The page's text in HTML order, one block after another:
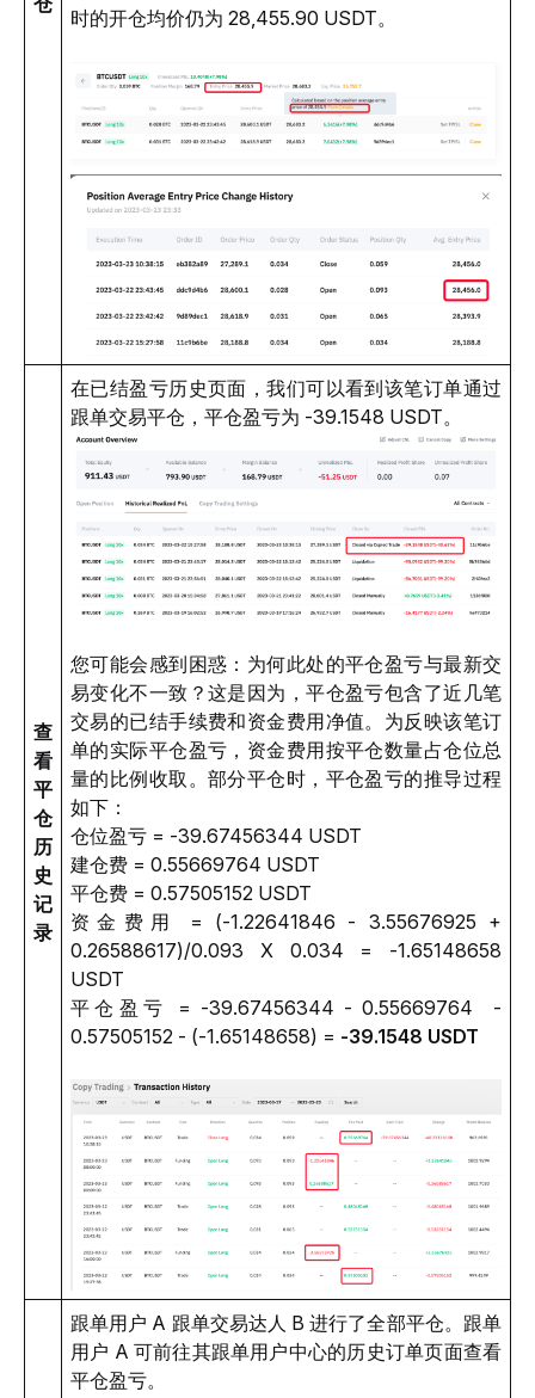
时的开仓均价仍为 28,455.90 USDT。
查
看
平
仓
历
史
记
录
在已结盈亏历史页面，我们可以看到该笔订单通过
跟单交易平仓，平仓盈亏为 -39.1548 USDT。
您可能会感到困惑：为何此处的平仓盈亏与最新交
易变化不一致？这是因为，平仓盈亏包含了近几笔
交易的已结手续费和资金费用净值。为反映该笔订
单的实际平仓盈亏，资金费用按平仓数量占仓位总
量的比例收取。部分平仓时，平仓盈亏的推导过程
如下：
仓位盈亏 = -39.67456344 USDT
建仓费 = 0.55669764 USDT
平仓费 = 0.57505152 USDT
资金费用 = (-1.22641846 - 3.55676925 +
0.26588617)/0.093 X 0.034 = -1.65148658
USDT
平仓盈亏 = -39.67456344 - 0.55669764  -
0.57505152 - (-1.65148658) = -39.1548 USDT
跟单用户 A 跟单交易达人 B 进行了全部平仓。跟单
用户 A 可前往其跟单用户中心的历史订单页面查看
平仓盈亏。